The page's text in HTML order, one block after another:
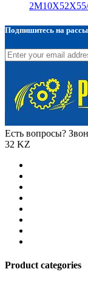
Подпишитесь на
Есть вопросы?
32 KZ
Product categories